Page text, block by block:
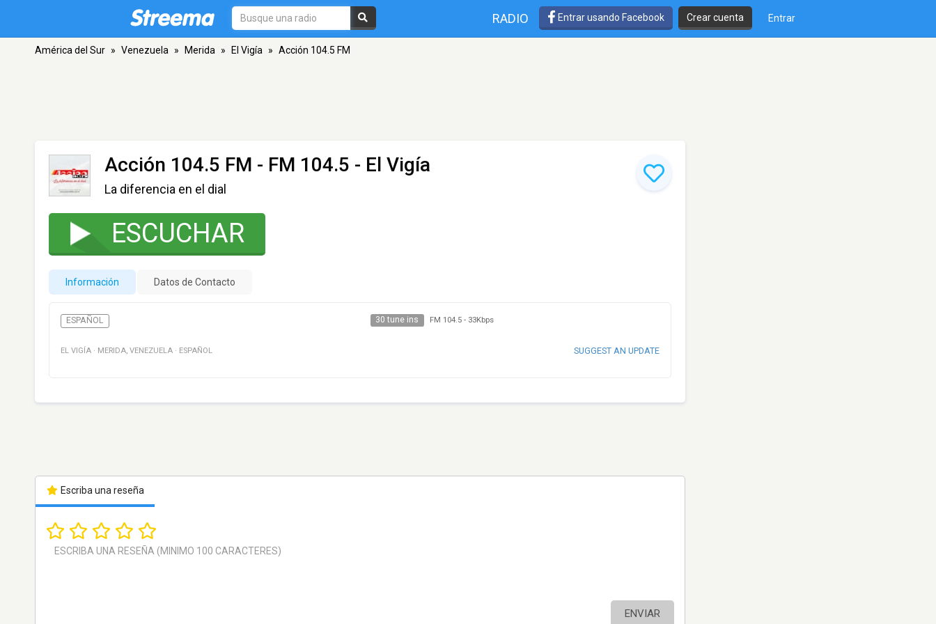
RADIO Entrar usando Facebook Crear cuenta Entrar
América del Sur » Venezuela » Merida » El Vigía » Acción 104.5 FM
Acción 104.5 FM - FM 104.5 - El Vigía
La diferencia en el dial
ESCUCHAR
Información Datos de Contacto
ESPAÑOL 30 tune ins FM 104.5- 33Kbps
EL VIGÍA · MERIDA, VENEZUELA · ESPAÑOL SUGGEST AN UPDATE
Escriba una reseña
ENVIAR